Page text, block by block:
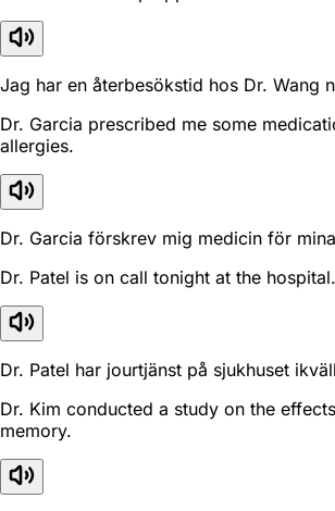
Jag har en återbesökstid hos Dr. Wang
Dr. Garcia prescribed me some
allergies.
Dr. Garcia förskrev mig medicin för
Dr. Patel is on call tonight at the hospital.
Dr. Patel har jourtjänst på sjukhuset
Dr. Kim conducted a study on the
memory.